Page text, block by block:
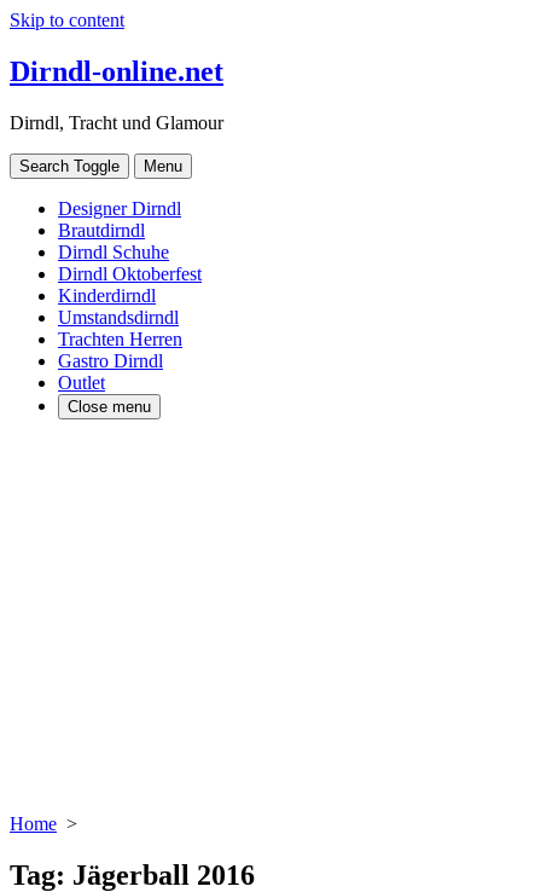
Skip to content
Dirndl-online.net
Dirndl, Tracht und Glamour
Search Toggle Menu
Designer Dirndl
Brautdirndl
Dirndl Schuhe
Dirndl Oktoberfest
Kinderdirndl
Umstandsdirndl
Trachten Herren
Gastro Dirndl
Outlet
Close menu
Home >
Tag: Jägerball 2016